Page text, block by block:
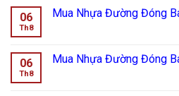
06
Th8
Mua Nhựa Đường Đóng
06
Th8
Mua Nhựa Đường Đóng